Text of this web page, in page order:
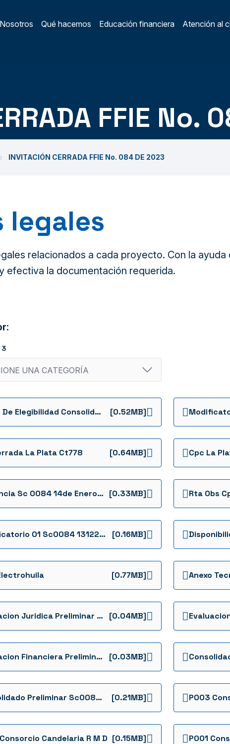
Menu
Nosotros Qué hacemos Educación financiera Atención al
FFIE No.
INVITACIÓN CERRADA FFIE No. 084 DE 2023
legales
relacionados a cada proyecto. Con la
efectiva la documentación requerida.
3
Orden De Elegibilidad Consolidado [0.52MB]
La Plata Ct778 [0.64MB] Cpc La
Audiencia Sc 0084 14de Enero 2024 [0.33MB] Rta Obs
Modificatorio 01 Sc0084 13122023 [0.16MB]
[0.77MB]
Evaluacion Juridica Preliminar 084 De 2023 La Plata Ffie Invitacion Cerrada Ffie No 084 De 2023 Evaluacion Preliminar 0084 La Plata [0.04MB]
Evaluacion Financiera Preliminar Invitacion Cerrada 084 [0.03MB]
Consolidado Preliminar Sc0084 19122023 Ffie Invitacion Cerrada Ffie No 084 De 2023 Evaluacion Preliminar 0084 La Plata Extpdf [0.21MB]
Candelaria R M D [0.15MB] P001